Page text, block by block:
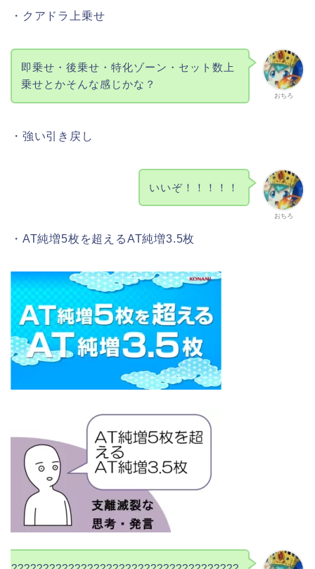
・クアドラ上乗せ
おちろ
即乗せ・後乗せ・特化ゾーン・セット数上
乗せとかそんな感じかな？
・強い引き戻し
おちろ
いいぞ！！！！！
・AT純増5枚を超えるAT純増3.5枚